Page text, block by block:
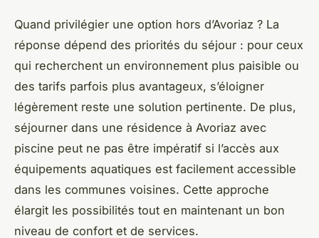
Quand privilégier une option hors d’Avoriaz ? La
réponse dépend des priorités du séjour : pour ceux
qui recherchent un environnement plus paisible ou
des tarifs parfois plus avantageux, s’éloigner
légèrement reste une solution pertinente. De plus,
séjourner dans une résidence à Avoriaz avec
piscine peut ne pas être impératif si l’accès aux
équipements aquatiques est facilement accessible
dans les communes voisines. Cette approche
élargit les possibilités tout en maintenant un bon
niveau de confort et de services.